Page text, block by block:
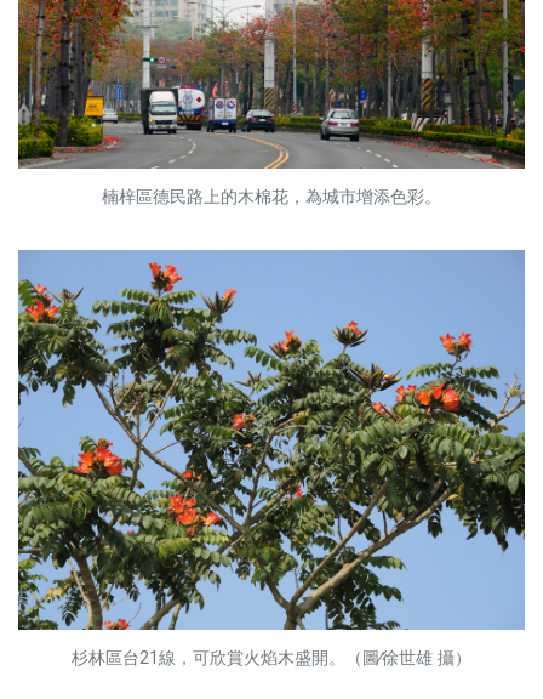
楠梓區德民路上的木棉花，為城市增添色彩。
杉林區台21線，可欣賞火焰木盛開。（圖∕徐世雄 攝）